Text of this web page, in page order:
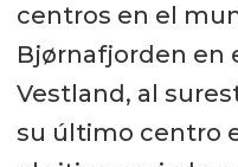
centros en el
Bjørnafjorden en
Vestland, al
su último centro